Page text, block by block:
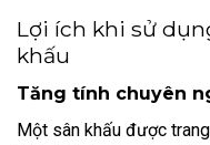
Lợi ích khi sử
khấu
Tăng tính chuyên
Một sân khấu được